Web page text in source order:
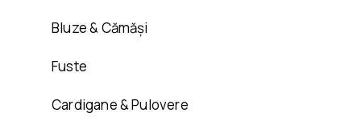
Bluze & Cămăși
Fuste
Cardigane & Pulovere